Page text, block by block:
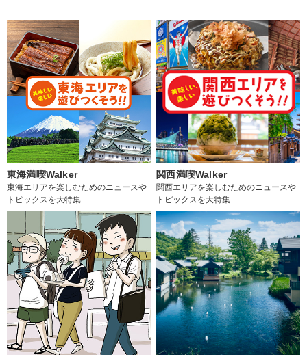
東海満喫Walker
東海エリアを楽しむためのニュースや
トピックスを大特集
関西満喫Walker
関西エリアを楽しむためのニュースや
トピックスを大特集